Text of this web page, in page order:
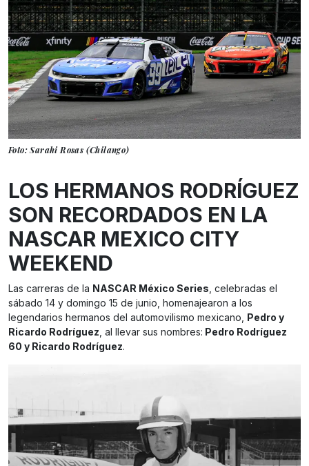
Foto: Sarahi Rosas (Chilango)
LOS HERMANOS RODRÍGUEZ
SON RECORDADOS EN LA
NASCAR MEXICO CITY
WEEKEND
Las carreras de la NASCAR México Series , celebradas el
sábado 14 y domingo 15 de junio, homenajearon a los
legendarios hermanos del automovilismo mexicano, Pedro y
Ricardo Rodríguez , al llevar sus nombres: Pedro Rodríguez
60 y Ricardo Rodríguez.